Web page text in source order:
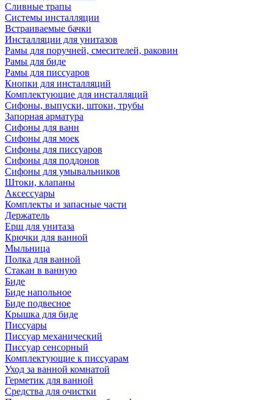
Сливные трапы
Системы инсталляции
Встраиваемые бачки
Инсталляции для унитазов
Рамы для поручней, смесителей, раковин
Рамы для биде
Рамы для писсуаров
Кнопки для инсталляций
Комплектующие для инсталляций
Сифоны, выпуски, штоки, трубы
Запорная арматура
Сифоны для ванн
Сифоны для моек
Сифоны для писсуаров
Сифоны для поддонов
Сифоны для умывальников
Штоки, клапаны
Аксессуары
Комплекты и запасные части
Держатель
Ерш для унитаза
Крючки для ванной
Мыльница
Полка для ванной
Стакан в ванную
Биде
Биде напольное
Биде подвесное
Крышка для биде
Писсуары
Писсуар механический
Писсуар сенсорный
Комплектующие к писсуарам
Уход за ванной комнатой
Герметик для ванной
Средства для очистки